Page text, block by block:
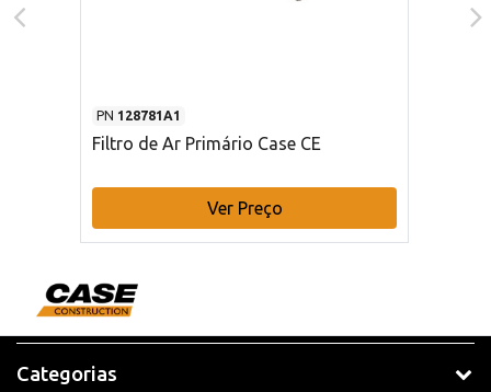
PN 128781A1
Filtro de Ar Primário Case CE
Ver Preço
Categorias